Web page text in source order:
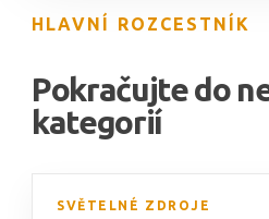
HLAVNÍ ROZCESTNÍK
Pokračujte do
kategorií
SVĚTELNÉ ZDROJE